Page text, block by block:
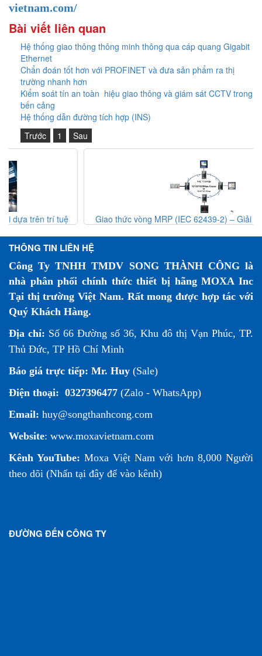
vietnam.com/
Bài viết liên quan
Hệ thống giao thông thông minh thông qua cáp quang Gigabit
Ethernet
Chẩn đoán tốt hơn với PROFINET và đưa sản phẩm ra thị
trường nhanh hơn
Kiểm soát tín an toàn hiệu giao thông và giám sát CCTV trong
bến cảng
Hệ thống dẫn đường tích hợp (INS)
Trước
1 Sau
Giao thức vòng MRP (IEC 62439-2) – Giải pháp dự phòng
THÔNG TIN LIÊN HỆ
Công Ty TNHH TMDV SONG THÀNH CÔNG là
nhà phân phối chính thức thiết bị hãng MOXA Inc
Tại thị trường Việt Nam. Rất mong được hợp tác với
Quý Khách Hàng.
Địa chỉ: Số 66 Đường số 36, Khu đô thị Vạn Phúc, TP.
Thủ Đức, TP Hồ Chí Minh
Báo giá trực tiếp: Mr. Huy (Sale)
Điện thoại: 0327396477 (Zalo - WhatsApp)
Email: huy@songthanhcong.com
Website: www.moxavietnam.com
Kênh YouTube: Moxa Việt Nam với hơn 8,000 Người
theo dõi (Nhấn tại đây để vào kênh)
ĐƯỜNG ĐẾN CÔNG TY